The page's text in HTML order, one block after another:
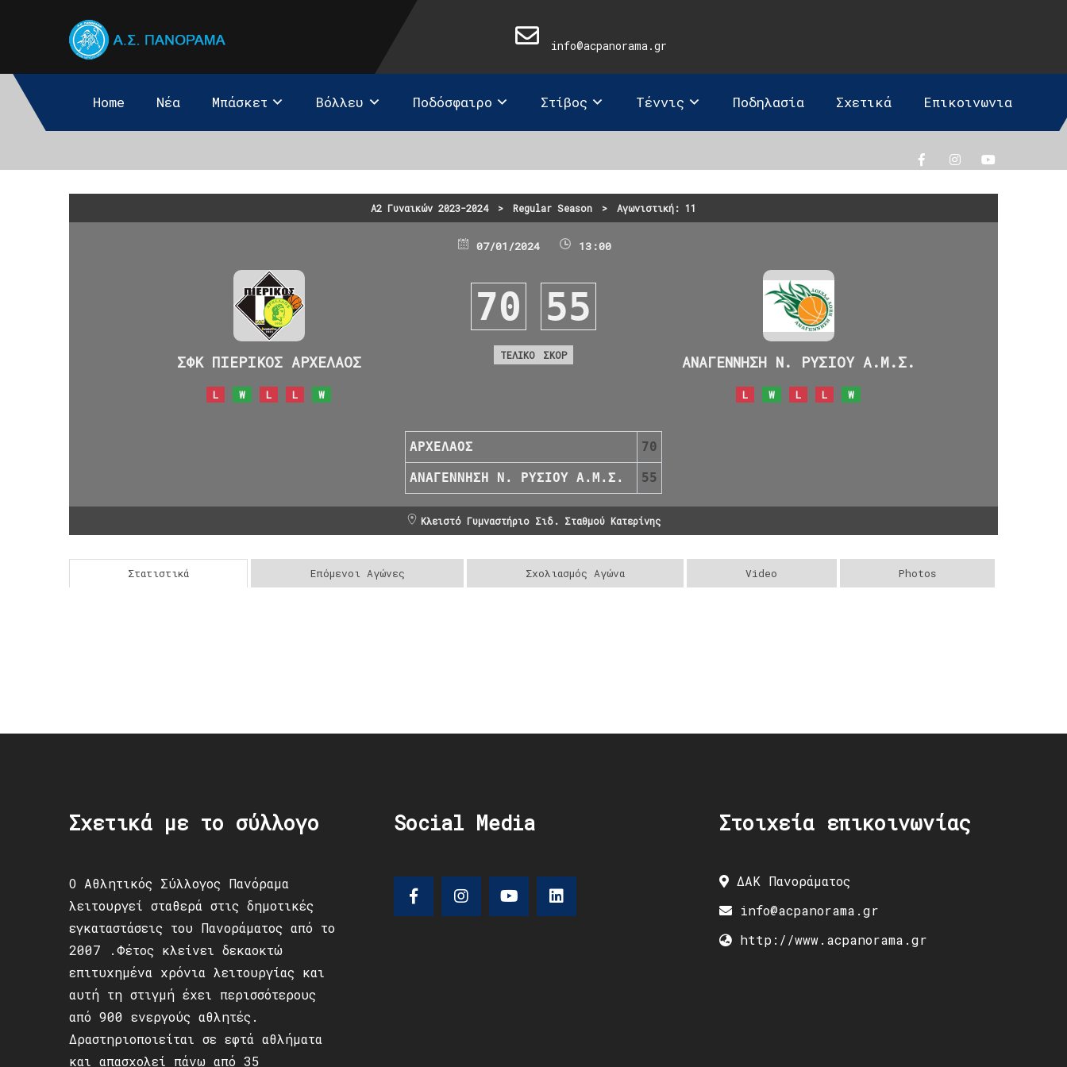
info@acpanorama.gr
Home Νέα Μπάσκετ Βόλλευ Ποδόσφαιρο Στίβος Τέννις Ποδηλασία Σχετικά Επικοινωνια
Α2 Γυναικών 2023-2024 > Regular Season > Αγωνιστική: 11
07/01/2024 13:00
ΣΦΚ ΠΙΕΡΙΚΟΣ ΑΡΧΕΛΑΟΣ
L W L L W
70 55
ΤΕΛΙΚΟ ΣΚΟΡ ΑΝΑΓΕΝΝΗΣΗ Ν. ΡΥΣΙΟΥ Α.Μ.Σ.
L W L L W
ΑΡΧΕΛΑΟΣ 70
ΑΝΑΓΕΝΝΗΣΗ Ν. ΡΥΣΙΟΥ Α.Μ.Σ. 55
Κλειστό Γυμναστήριο Σιδ. Σταθμού Κατερίνης
Στατιστικά Επόμενοι Αγώνες Σχολιασμός Αγώνα Video Photos
Σχετικά με το σύλλογο
Ο Αθλητικός Σύλλογος Πανόραμα
λειτουργεί σταθερά στις δημοτικές
εγκαταστάσεις του Πανοράματος από το
2007 .Φέτος κλείνει δεκαοκτώ
επιτυχημένα χρόνια λειτουργίας και
αυτή τη στιγμή έχει περισσότερους
από 900 ενεργούς αθλητές.
Δραστηριοποιείται σε εφτά αθλήματα
και απασχολεί πάνω από 35
Social Media Στοιχεία επικοινωνίας
ΔΑΚ Πανοράματος
info@acpanorama.gr
http://www.acpanorama.gr